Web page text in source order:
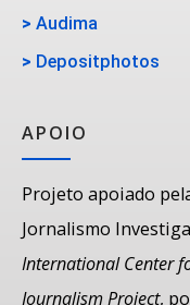
> Audima
> Depositphotos
APOIO
Projeto apoiado
Jornalismo
International Center
Journalism Project,